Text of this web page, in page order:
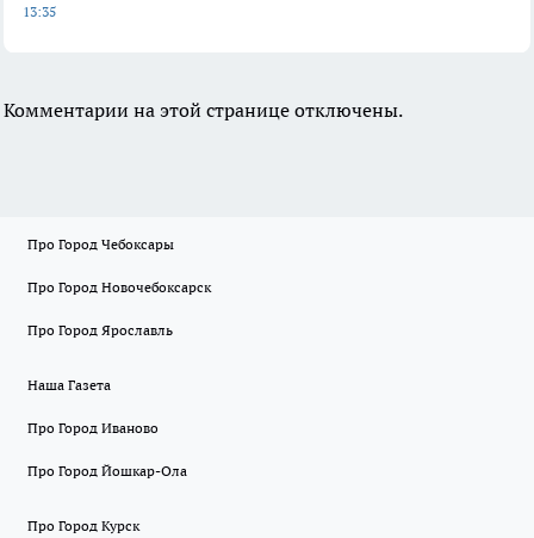
13:35
Комментарии на этой странице отключены.
Про Город Чебоксары
Про Город Новочебоксарск
Про Город Ярославль
Наша Газета
Про Город Иваново
Про Город Йошкар-Ола
Про Город Курск